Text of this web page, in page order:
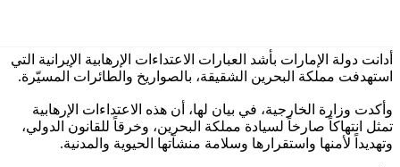
أدانت دولة الإمارات بأشد العبارات الاعتداءات الإرهابية الإيرانية التي
استهدفت مملكة البحرين الشقيقة، بالصواريخ والطائرات المسيّرة.
وأكدت وزارة الخارجية، في بيان لها، أن هذه الاعتداءات الإرهابية
تمثل انتهاكاً صارخاً لسيادة مملكة البحرين، وخرقاً للقانون الدولي،
وتهديداً لأمنها واستقرارها وسلامة منشآتها الحيوية والمدنية.